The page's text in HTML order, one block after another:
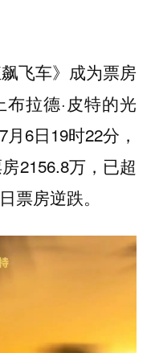
飞车》成为票房
拉德·皮特的光
6日19时22分，
2156.8万，已超
票房逆跌。